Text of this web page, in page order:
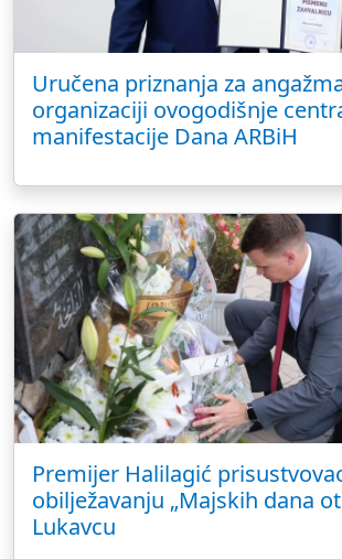
Uručena priznanja za
organizaciji ovogodišnje
manifestacije Dana ARBiH
Premijer Halilagić
obilježavanju „Majskih dana
Lukavcu